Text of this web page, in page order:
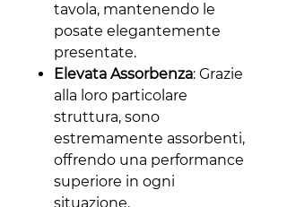
tavola, mantenendo le
posate elegantemente
presentate.
Elevata Assorbenza: Grazie
alla loro particolare
struttura, sono
estremamente assorbenti,
offrendo una performance
superiore in ogni
situazione.